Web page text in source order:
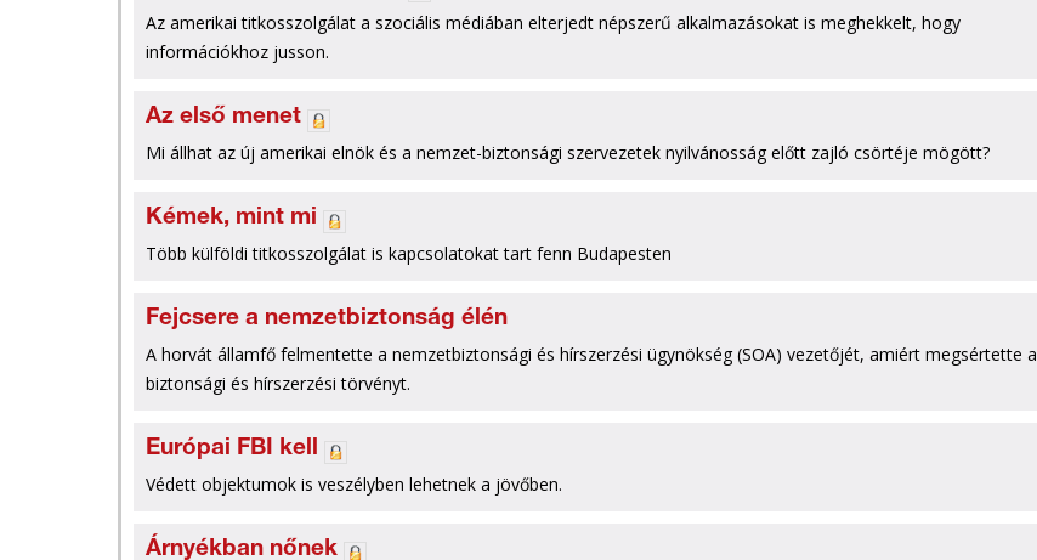
Az amerikai titkosszolgálat a szociális médiában elterjedt népszerű alkalmazásokat is meghekkelt, hogy
információkhoz jusson.
Az első menet
Mi állhat az új amerikai elnök és a nemzet-biztonsági szervezetek nyilvánosság előtt zajló csörtéje mögött?
Kémek, mint mi
Több külföldi titkosszolgálat is kapcsolatokat tart fenn Budapesten
Fejcsere a nemzetbiztonság élén
A horvát államfő felmentette a nemzetbiztonsági és hírszerzési ügynökség (SOA) vezetőjét, amiért megsértette a
biztonsági és hírszerzési törvényt.
Európai FBI kell
Védett objektumok is veszélyben lehetnek a jövőben.
Árnyékban nőnek